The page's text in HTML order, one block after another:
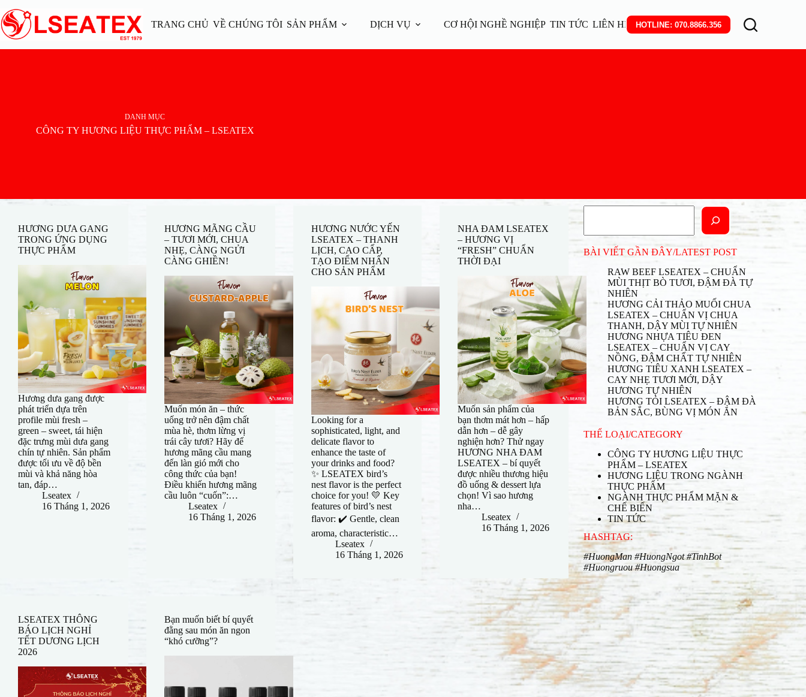
đến
phần
nội
dung
TRANG CHỦ VỀ CHÚNG TÔI SẢN PHẨM DỊCH VỤ CƠ HỘI NGHỀ NGHIỆP TIN TỨC LIÊN HỆ HOTLINE: 070.8866.356
DANH MỤC
CÔNG TY HƯƠNG LIỆU THỰC PHẨM – LSEATEX
HƯƠNG DƯA GANG
TRONG ỨNG DỤNG
THỰC PHẨM
Hương dưa gang được
phát triển dựa trên
profile mùi fresh –
green – sweet, tái hiện
đặc trưng mùi dưa gang
chín tự nhiên. Sản phẩm
được tối ưu về độ bền
mùi và khả năng hòa
tan, đáp…
Lseatex
16 Tháng 1, 2026
HƯƠNG MÃNG CẦU
– TƯƠI MỚI, CHUA
NHẸ, CÀNG NGỬI
CÀNG GHIỀN!
Muốn món ăn – thức
uống trở nên đậm chất
mùa hè, thơm lừng vị
trái cây tươi? Hãy để
hương mãng cầu mang
đến làn gió mới cho
công thức của bạn!
Điều khiến hương mãng
cầu luôn “cuốn”:…
Lseatex
16 Tháng 1, 2026
HƯƠNG NƯỚC YẾN
LSEATEX – THANH
LỊCH, CAO CẤP,
TẠO ĐIỂM NHẤN
CHO SẢN PHẨM
Looking for a
sophisticated, light, and
delicate flavor to
enhance the taste of
your drinks and food?
✨ LSEATEX bird’s
nest flavor is the perfect
choice for you! 💛 Key
features of bird’s nest
flavor: ✔️ Gentle, clean
aroma, characteristic…
Lseatex
16 Tháng 1, 2026
NHA ĐAM LSEATEX
– HƯƠNG VỊ
“FRESH” CHUẨN
THỜI ĐẠI
Muốn sản phẩm của
bạn thơm mát hơn – hấp
dẫn hơn – dễ gây
nghiện hơn? Thử ngay
HƯƠNG NHA ĐAM
LSEATEX – bí quyết
được nhiều thương hiệu
đồ uống & dessert lựa
chọn! Vì sao hương
nha…
Lseatex
16 Tháng 1, 2026
LSEATEX THÔNG
BÁO LỊCH NGHỈ
TẾT DƯƠNG LỊCH
2026
Bạn muốn biết bí quyết
đằng sau món ăn ngon
“khó cưỡng”?
Tìm
kiếm
BÀI VIẾT GẦN ĐÂY/LATEST POST
RAW BEEF LSEATEX – CHUẨN
MÙI THỊT BÒ TƯƠI, ĐẬM ĐÀ TỰ
NHIÊN
HƯƠNG CẢI THẢO MUỐI CHUA
LSEATEX – CHUẨN VỊ CHUA
THANH, DẬY MÙI TỰ NHIÊN
HƯƠNG NHỰA TIÊU ĐEN
LSEATEX – CHUẨN VỊ CAY
NỒNG, ĐẬM CHẤT TỰ NHIÊN
HƯƠNG TIÊU XANH LSEATEX –
CAY NHẸ TƯƠI MỚI, DẬY
HƯƠNG TỰ NHIÊN
HƯƠNG TỎI LSEATEX – ĐẬM ĐÀ
BẢN SẮC, BÙNG VỊ MÓN ĂN
THỂ LOẠI/CATEGORY
CÔNG TY HƯƠNG LIỆU THỰC
PHẨM – LSEATEX
HƯƠNG LIỆU TRONG NGÀNH
THỰC PHẨM
NGÀNH THỰC PHẨM MẶN &
CHẾ BIẾN
TIN TỨC
HASHTAG:
#HuongMan #HuongNgot #TinhBot
#Huongruou #Huongsua